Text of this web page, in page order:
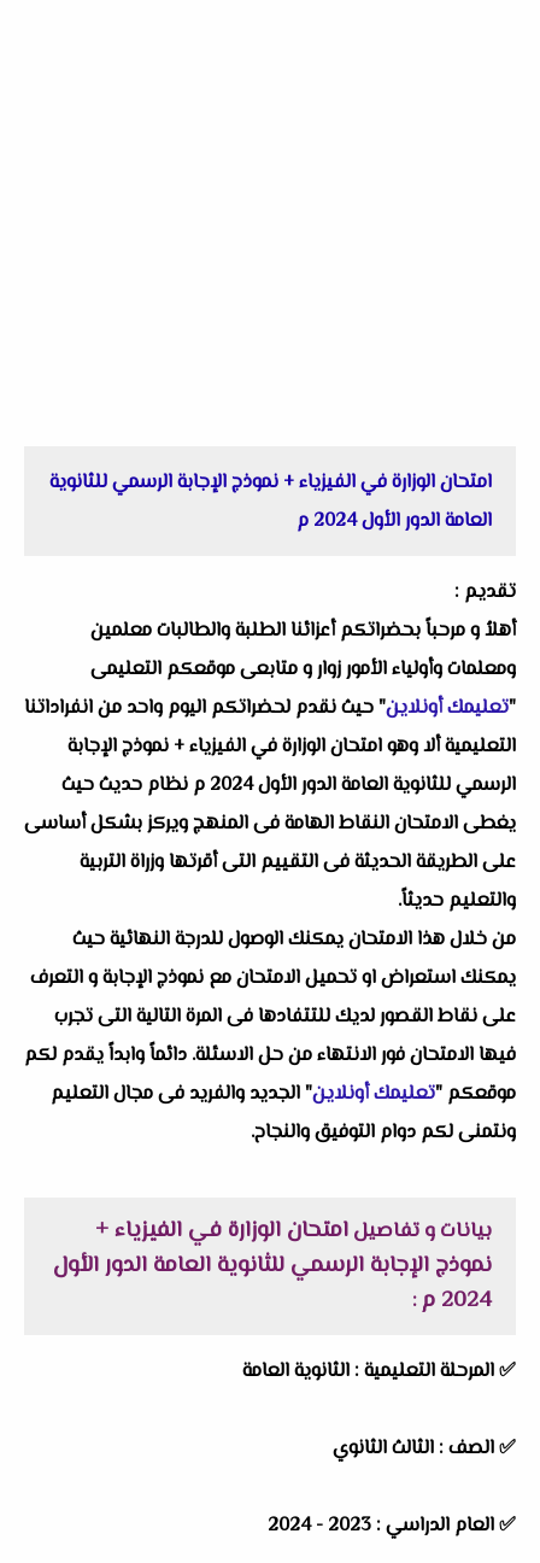
امتحان الوزارة في الفيزياء + نموذج الإجابة الرسمي للثانوية
العامة الدور الأول 2024 م
تقديم :
أهلاُ و مرحباً بحضراتكم أعزائنا الطلبة والطالبات معلمين
ومعلمات وأولياء الأمور زوار و متابعى موقعكم التعليمى
"تعليمك أونلاين" حيث نقدم لحضراتكم اليوم واحد من انفراداتنا
التعليمية ألا وهو امتحان الوزارة في الفيزياء + نموذج الإجابة
الرسمي للثانوية العامة الدور الأول 2024 م نظام حديث حيث
يغطى الامتحان النقاط الهامة فى المنهج ويركز بشكل أساسى
على الطريقة الحديثة فى التقييم التى أقرتها وزراة التربية
والتعليم حديثاً.
من خلال هذا الامتحان يمكنك الوصول للدرجة النهائية حيث
يمكنك استعراض او تحميل الامتحان مع نموذج الإجابة و التعرف
على نقاط القصور لديك للتتفادها فى المرة التالية التى تجرب
فيها الامتحان فور الانتهاء من حل الاسئلة. دائماً وابداً يقدم لكم
موقعكم "تعليمك أونلاين" الجديد والفريد فى مجال التعليم
ونتمنى لكم دوام التوفيق والنجاح.
بيانات و تفاصيلامتحان الوزارة في الفيزياء +
نموذج الإجابة الرسمي للثانوية العامة الدور الأول
2024 م
:
✅المرحلة التعليمية : الثانوية العامة
✅الصف : الثالث الثانوي
✅العام الدراسي :